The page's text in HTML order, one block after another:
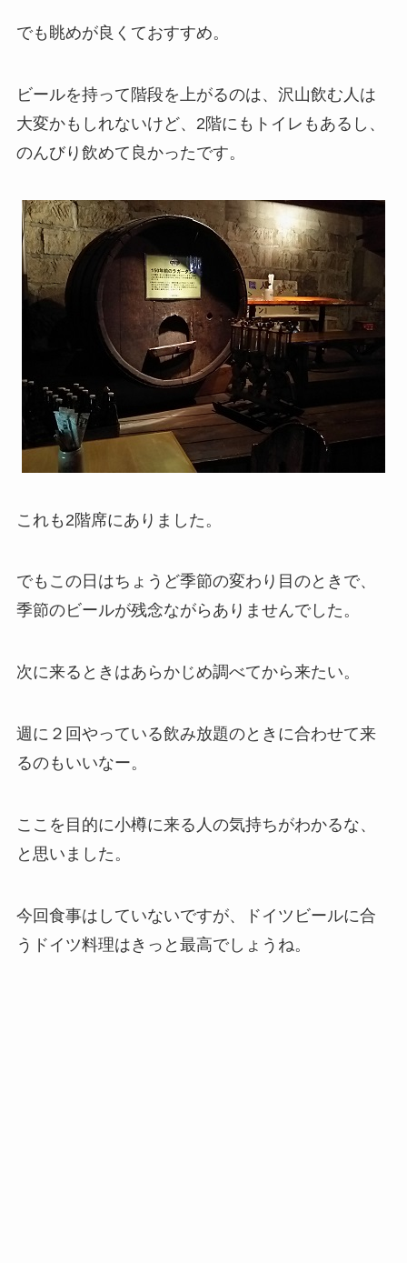
でも眺めが良くておすすめ。
ビールを持って階段を上がるのは、沢山飲む人は
大変かもしれないけど、2階にもトイレもあるし、
のんびり飲めて良かったです。
これも2階席にありました。
でもこの日はちょうど季節の変わり目のときで、
季節のビールが残念ながらありませんでした。
次に来るときはあらかじめ調べてから来たい。
週に２回やっている飲み放題のときに合わせて来
るのもいいなー。
ここを目的に小樽に来る人の気持ちがわかるな、
と思いました。
今回食事はしていないですが、ドイツビールに合
うドイツ料理はきっと最高でしょうね。